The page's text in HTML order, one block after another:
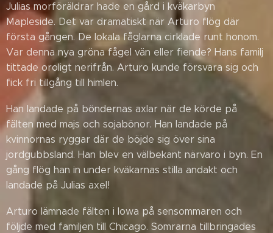
Julias morföräldrar hade en gård i kväkarbyn
Mapleside. Det var dramatiskt när Arturo flög där
första gången. De lokala fåglarna cirklade runt honom.
Var denna nya gröna fågel vän eller fiende? Hans familj
tittade oroligt nerifrån. Arturo kunde försvara sig och
fick fri tillgång till himlen.
Han landade på böndernas axlar när de körde på
fälten med majs och sojabönor. Han landade på
kvinnornas ryggar där de böjde sig över sina
jordgubbsland. Han blev en välbekant närvaro i byn. En
gång flög han in under kväkarnas stilla andakt och
landade på Julias axel!
Arturo lämnade fälten i Iowa på sensommaren och
följde med familjen till Chicago. Somrarna tillbringades